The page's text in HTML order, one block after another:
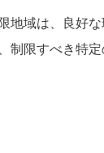
地域は、良好
制限すべき特